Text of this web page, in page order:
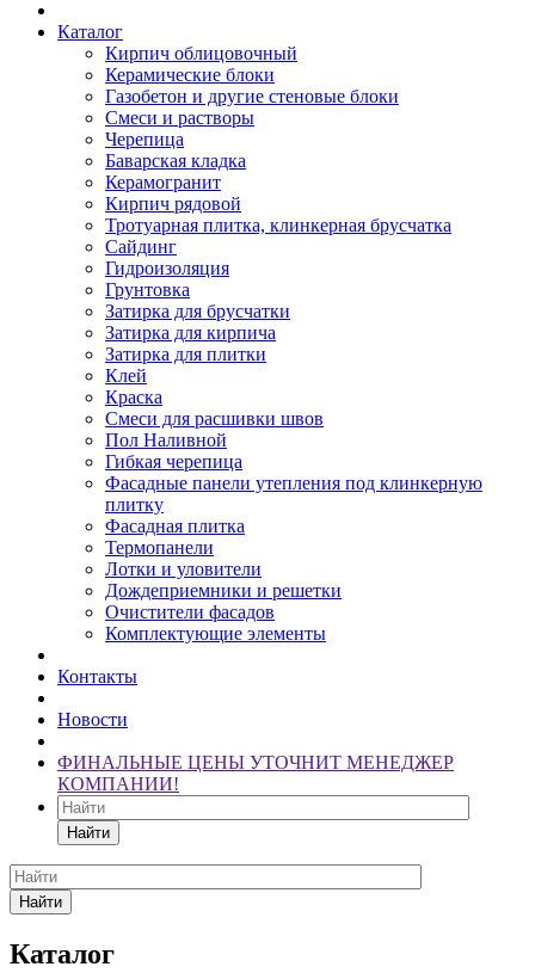
Каталог
Кирпич облицовочный
Керамические блоки
Газобетон и другие стеновые блоки
Смеси и растворы
Черепица
Баварская кладка
Керамогранит
Кирпич рядовой
Тротуарная плитка, клинкерная брусчатка
Сайдинг
Гидроизоляция
Грунтовка
Затирка для брусчатки
Затирка для кирпича
Затирка для плитки
Клей
Краска
Смеси для расшивки швов
Пол Наливной
Гибкая черепица
Фасадные панели утепления под клинкерную
плитку
Фасадная плитка
Термопанели
Лотки и уловители
Дождеприемники и решетки
Очистители фасадов
Комплектующие элементы
Контакты
Новости
ФИНАЛЬНЫЕ ЦЕНЫ УТОЧНИТ МЕНЕДЖЕР
КОМПАНИИ!
Найти
Найти
Каталог